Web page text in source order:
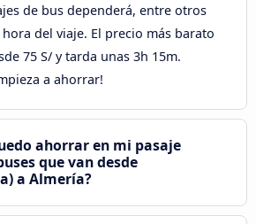
de bus dependerá, entre otros
del viaje. El precio más barato
75 S/ y tarda unas 3h 15m.
a ahorrar!
ahorrar en mi pasaje
que van desde
a Almería?